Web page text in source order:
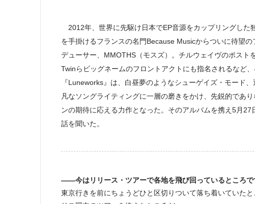
2012年、世界に先駆け日本でEP音源をカップリングした
を手掛けるフランスの名門Because Musicからついに待望
デューサー、MMOTHS（モスズ）。チルウェイヴのポス
Twinらビッグネームのフロントアクトにも指名されるなど
『Luneworks』は、白昼夢のようなシューゲイズ・モード
凡なソングライティングに一層の磨きをかけ、先鋭的であ
ンの期待に応える力作となった。そのアルバムを携え5月
話を聞いた。
――今はリリース・ツアーで各地を飛び回っているところで
東京行きを前にちょうどひと区切りついて落ち着いていた